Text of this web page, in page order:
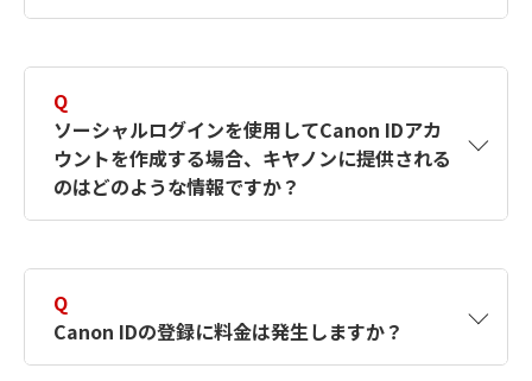
す。詳しい作成方法は【カメラ】Canon IDとは
何ですか？Canon IDの作成方法は？をご確認く
ださい。
Q
ソーシャルログインを使用してCanon IDアカ
ウントを作成する場合、キヤノンに提供される
のはどのような情報ですか？
択したサービスから取得します。アカウントを
簡単に作成できるように、この情報を使用して
Canon IDの登録フォームを入力します。
Q
Canon IDの登録に料金は発生しますか？